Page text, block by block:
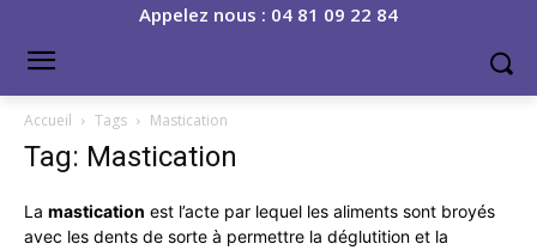
Appelez nous : 04 81 09 22 84
Accueil Tags Mastication
Tag: Mastication
La mastication est l’acte par lequel les aliments sont broyés
avec les dents de sorte à permettre la déglutition et la